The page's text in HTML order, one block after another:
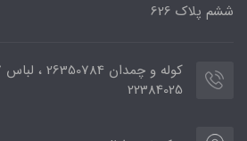
ششم پلاک 626
22384025